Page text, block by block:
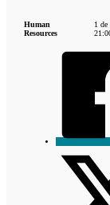
Human
Resources
1 de